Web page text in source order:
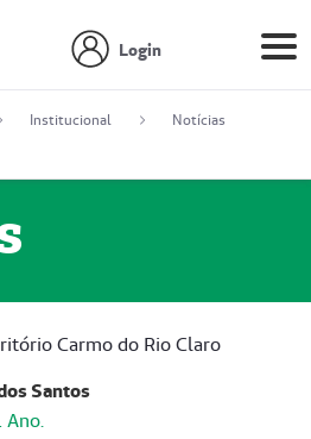
Login
Institucional
Notícias
Carmo do Rio Claro
Santos
Ano.